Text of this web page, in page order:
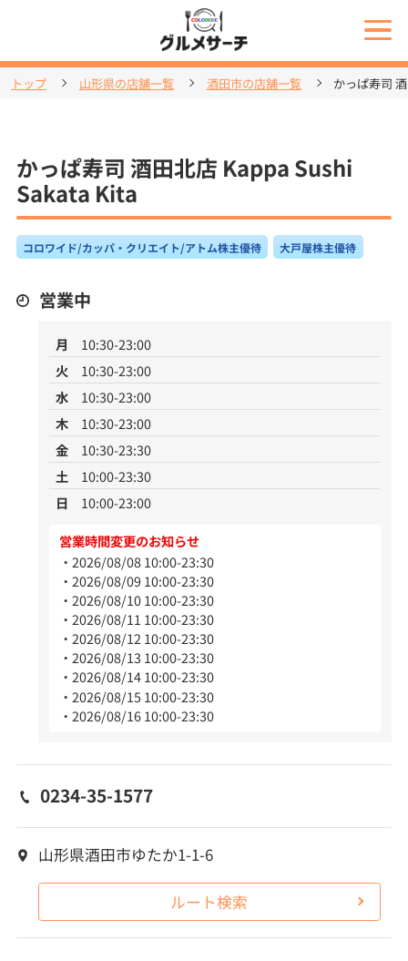
トップ 山形県の店舗一覧 酒田市の店舗一覧 かっぱ寿司
かっぱ寿司 酒田北店 Kappa Sushi
Sakata Kita
コロワイド/カッパ・クリエイト/アトム株主優待 大戸屋株主優待
営業中
月
10:30-23:00
火
10:30-23:00
水
10:30-23:00
木
10:30-23:00
金
10:30-23:30
土
10:00-23:30
日
10:00-23:00
営業時間変更のお知らせ
2026/08/08 10:00-23:30
2026/08/09 10:00-23:30
2026/08/10 10:00-23:30
2026/08/11 10:00-23:30
2026/08/12 10:00-23:30
2026/08/13 10:00-23:30
2026/08/14 10:00-23:30
2026/08/15 10:00-23:30
2026/08/16 10:00-23:30
0234-35-1577
山形県酒田市ゆたか1-1-6
ルート検索